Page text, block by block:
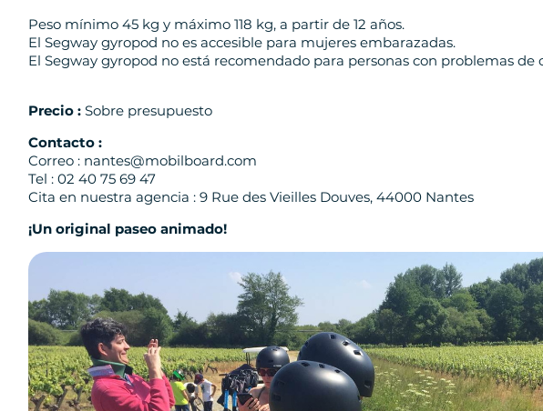
Peso mínimo 45 kg y máximo 118 kg, a partir de 12 años.
El Segway gyropod no es accesible para mujeres embarazadas.
El Segway gyropod no está recomendado para personas con problemas de
Precio : Sobre presupuesto
Contacto :
Correo : nantes@mobilboard.com
Tel : 02 40 75 69 47
Cita en nuestra agencia : 9 Rue des Vieilles Douves, 44000 Nantes
¡Un original paseo animado!